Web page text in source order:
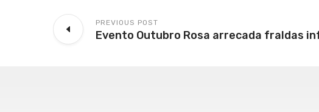
PREVIOUS POST